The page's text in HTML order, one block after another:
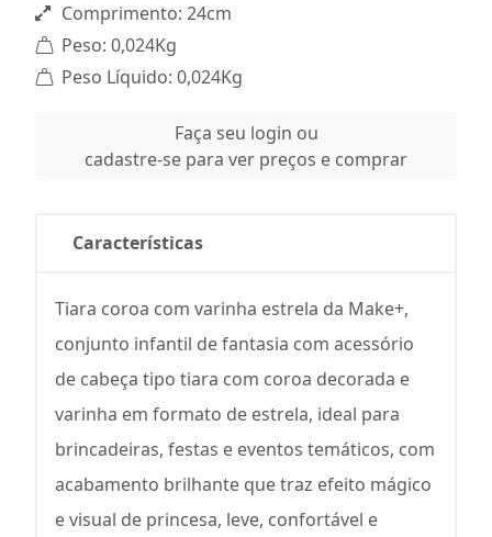
Comprimento: 24cm
Peso: 0,024Kg
Peso Líquido: 0,024Kg
Faça seu login ou
cadastre-se para ver preços e comprar
Características
Tiara coroa com varinha estrela da Make+,
conjunto infantil de fantasia com acessório
de cabeça tipo tiara com coroa decorada e
varinha em formato de estrela, ideal para
brincadeiras, festas e eventos temáticos, com
acabamento brilhante que traz efeito mágico
e visual de princesa, leve, confortável e